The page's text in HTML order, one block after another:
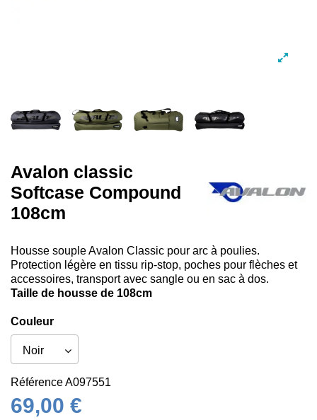
Avalon classic
Softcase Compound
108cm
Housse souple Avalon Classic pour arc à poulies.
Protection légère en tissu rip-stop, poches pour flèches et
accessoires, transport avec sangle ou en sac à dos.
Taille de housse de 108cm
Couleur
RéférenceA097551
69,00 €